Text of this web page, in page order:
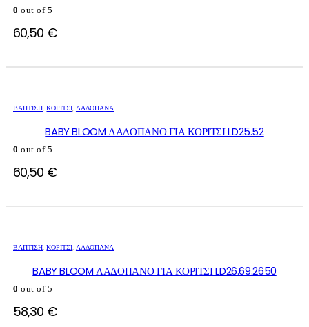
0 out of 5
60,50 €
ΒΑΠΤΙΣΗ,ΚΟΡΊΤΣΙ, ΛΑΔΌΠΑΝΑ
BABY BLOOM ΛΑΔΟΠΑΝΟ ΓΙΑ ΚΟΡΙΤΣΙ LD25.52
0 out of 5
60,50 €
ΒΑΠΤΙΣΗ,ΚΟΡΊΤΣΙ, ΛΑΔΌΠΑΝΑ
BABY BLOOM ΛΑΔΟΠΑΝΟ ΓΙΑ ΚΟΡΙΤΣΙ LD26.69.2650
0 out of 5
58,30 €